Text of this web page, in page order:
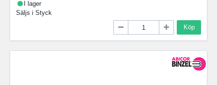
I lager
Säljs i Styck
Köp